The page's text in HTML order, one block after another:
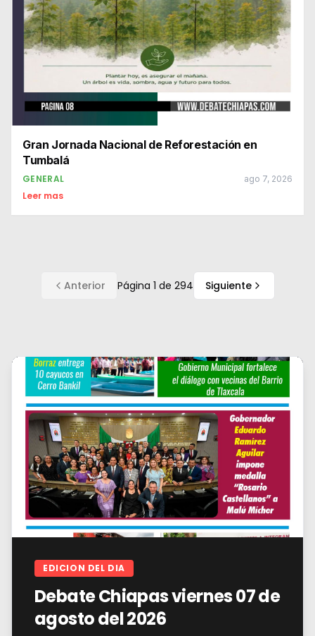
Gran Jornada Nacional de Reforestación en
Tumbalá
GENERAL ago 7, 2026
Leer mas
Anterior Página 1 de 294 Siguiente
EDICION DEL DIA
Debate Chiapas viernes 07 de
agosto del 2026